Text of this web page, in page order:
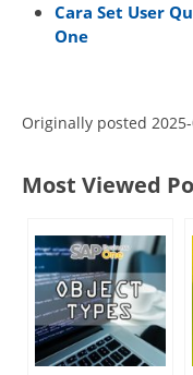
Cara Set User
One
Originally posted
Most Viewed